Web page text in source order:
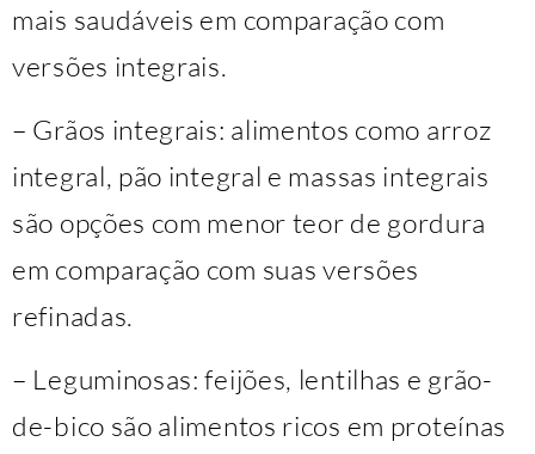
mais saudáveis em comparação com
versões integrais.
– Grãos integrais: alimentos como arroz
integral, pão integral e massas integrais
são opções com menor teor de gordura
em comparação com suas versões
refinadas.
– Leguminosas: feijões, lentilhas e grão-
de-bico são alimentos ricos em proteínas